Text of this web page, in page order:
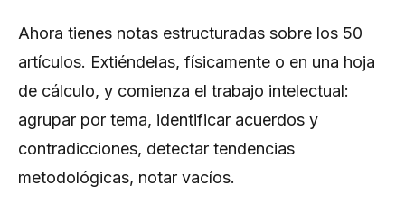
Ahora tienes notas estructuradas sobre los 50
artículos. Extiéndelas, físicamente o en una hoja
de cálculo, y comienza el trabajo intelectual:
agrupar por tema, identificar acuerdos y
contradicciones, detectar tendencias
metodológicas, notar vacíos.